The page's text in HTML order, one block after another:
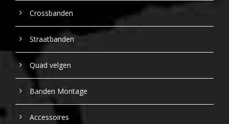
Crossbanden
Straatbanden
Quad velgen
Banden Montage
Accessoires